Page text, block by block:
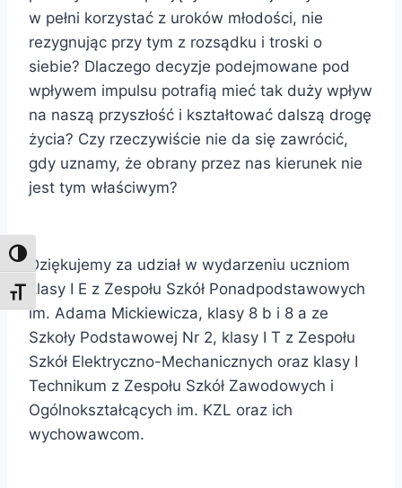
Toggle High Contrast
Toggle Font size
w pełni korzystać z uroków młodości, nie
rezygnując przy tym z rozsądku i troski o
siebie? Dlaczego decyzje podejmowane pod
wpływem impulsu potrafią mieć tak duży wpływ
na naszą przyszłość i kształtować dalszą drogę
życia? Czy rzeczywiście nie da się zawrócić,
gdy uznamy, że obrany przez nas kierunek nie
jest tym właściwym?
Dziękujemy za udział w wydarzeniu uczniom
klasy I E z Zespołu Szkół Ponadpodstawowych
im. Adama Mickiewicza, klasy 8 b i 8 a ze
Szkoły Podstawowej Nr 2, klasy I T z Zespołu
Szkół Elektryczno-Mechanicznych oraz klasy I
Technikum z Zespołu Szkół Zawodowych i
Ogólnokształcących im. KZL oraz ich
wychowawcom.